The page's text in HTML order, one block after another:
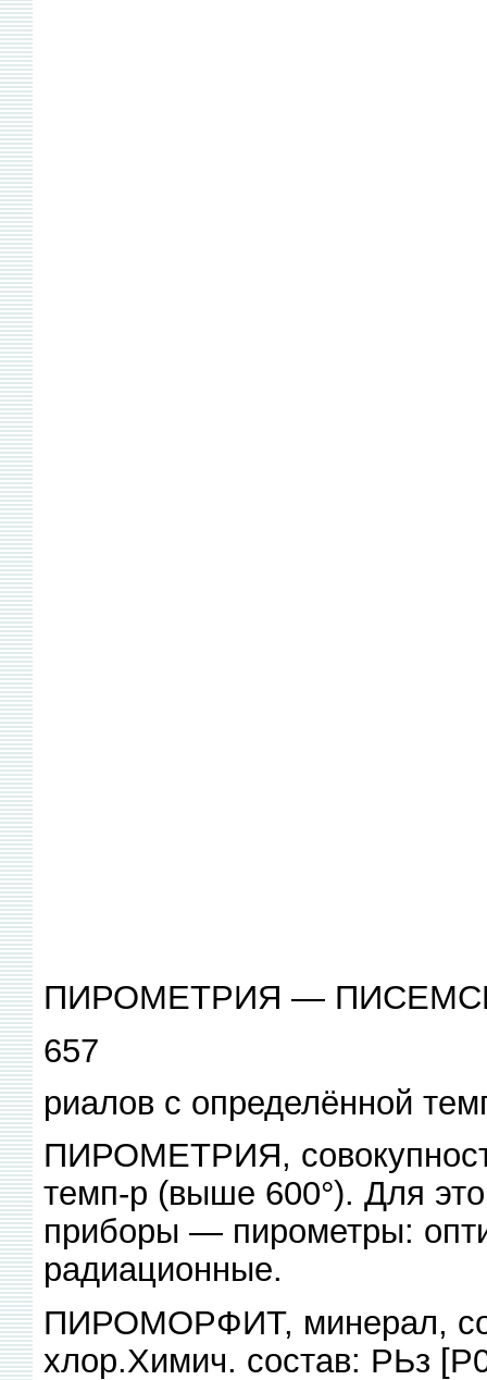
ПИРОМЕТРИЯ —
657
риалов с определённой
ПИРОМЕТРИЯ,
темп-р (выше 600°). Для
приборы — пирометры:
радиационные.
ПИРОМОРФИТ, минерал,
хлор.Химич. состав: РЬз